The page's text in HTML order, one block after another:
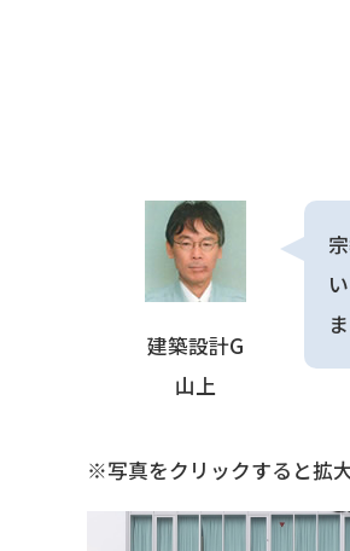
建築設計G
山上
※写真をクリックすると拡